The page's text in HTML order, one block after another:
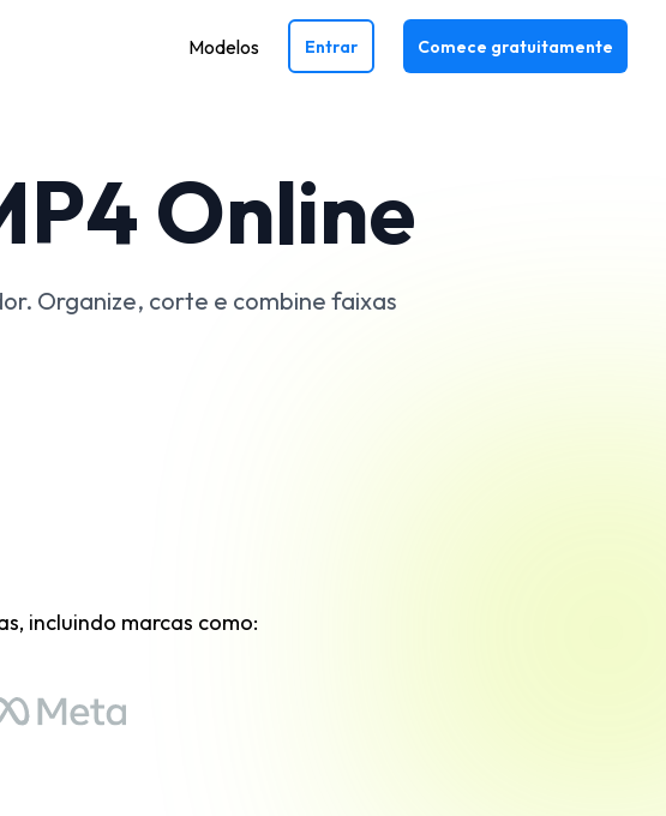
Modelos Entrar Comece gratuitamente
Online
Organize, corte e combine faixas
incluindo marcas como: